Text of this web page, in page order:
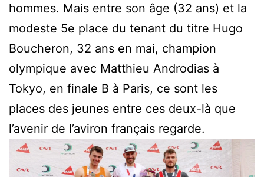
hommes. Mais entre son âge (32 ans) et la
modeste 5e place du tenant du titre Hugo
Boucheron, 32 ans en mai, champion
olympique avec Matthieu Androdias à
Tokyo, en finale B à Paris, ce sont les
places des jeunes entre ces deux-là que
l’avenir de l’aviron français regarde.